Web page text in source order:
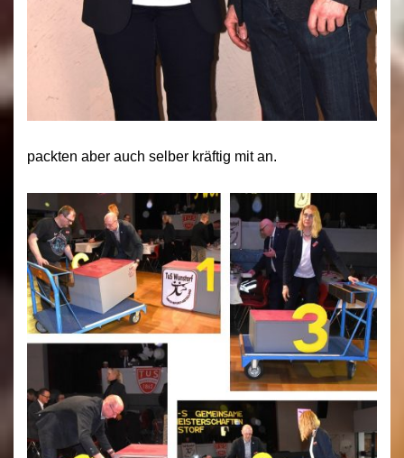
packten aber auch selber kräftig mit an.